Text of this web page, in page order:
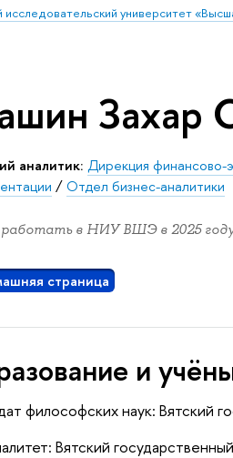
университет
Захар
аналитик: Дирекция финансово-
/Отдел бизнес-аналитики
в НИУ ВШЭ в 2025
страница
и
философских наук: Вятский
Вятский